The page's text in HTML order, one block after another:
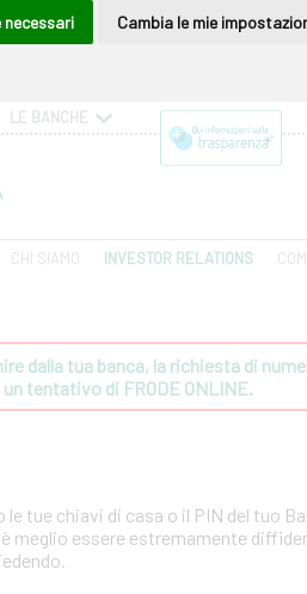
LE BANCHE
CHI SIAMO INVESTOR RELATIONS
dalla tua banca, la richiesta di
tentativo di FRODE ONLINE.
tue chiavi di casa o il PIN del tuo
meglio essere estremamente